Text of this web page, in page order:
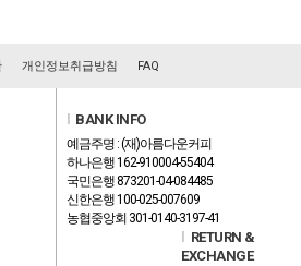
개인정보취급방침 FAQ
BANK INFO
예금주명 : (재)아름다운커피
하나은행 162-910004-55404
국민은행 873201-04-084485
신한은행 100-025-007609
농협중앙회 301-0140-3197-41
RETURN &
EXCHANGE